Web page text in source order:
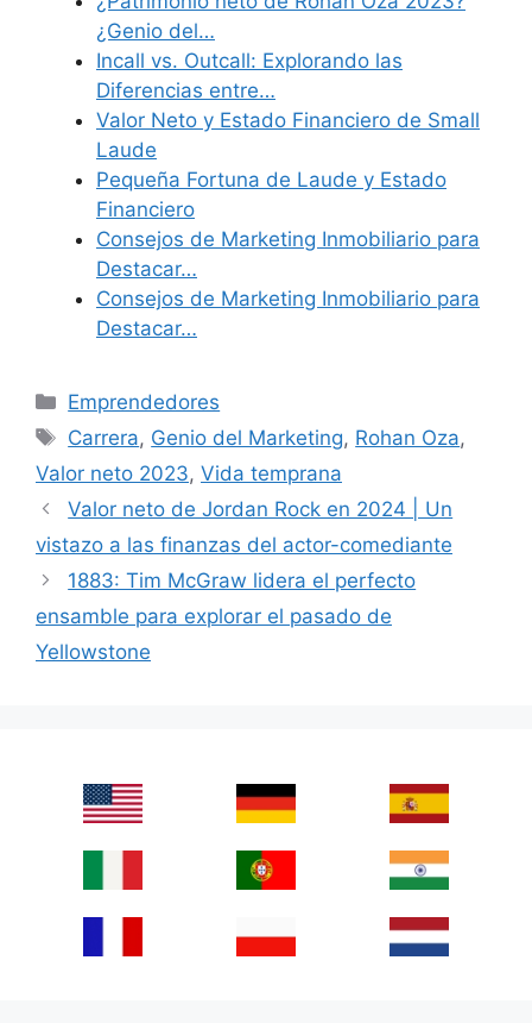
¿Genio del…
Incall vs. Outcall: Explorando las
Diferencias entre…
Valor Neto y Estado Financiero de Small
Laude
Pequeña Fortuna de Laude y Estado
Financiero
Consejos de Marketing Inmobiliario para
Destacar…
Consejos de Marketing Inmobiliario para
Destacar…
Categories
Emprendedores
Tags
Carrera, Genio del Marketing, Rohan Oza,
Valor neto 2023, Vida temprana
Valor neto de Jordan Rock en 2024 | Un
vistazo a las finanzas del actor-comediante
1883: Tim McGraw lidera el perfecto
ensamble para explorar el pasado de
Yellowstone